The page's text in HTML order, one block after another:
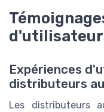
Expériences
distributeurs
Les distributeurs